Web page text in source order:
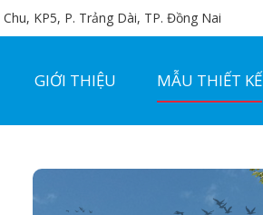
KP5, P. Trảng Dài, TP. Đồng Nai
GIỚI THIỆU MẪU THIẾT KẾ